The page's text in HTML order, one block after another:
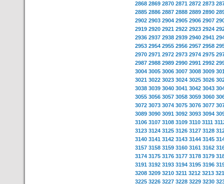
2868 2869 2870 2871 2872 2873
2885 2886 2887 2888 2889 2890
2902 2903 2904 2905 2906 2907
2919 2920 2921 2922 2923 2924
2936 2937 2938 2939 2940 2941
2953 2954 2955 2956 2957 2958
2970 2971 2972 2973 2974 2975
2987 2988 2989 2990 2991 2992
3004 3005 3006 3007 3008 3009
3021 3022 3023 3024 3025 3026
3038 3039 3040 3041 3042 3043
3055 3056 3057 3058 3059 3060
3072 3073 3074 3075 3076 3077
3089 3090 3091 3092 3093 3094
3106 3107 3108 3109 3110 3111
3123 3124 3125 3126 3127 3128
3140 3141 3142 3143 3144 3145
3157 3158 3159 3160 3161 3162
3174 3175 3176 3177 3178 3179
3191 3192 3193 3194 3195 3196
3208 3209 3210 3211 3212 3213
3225 3226 3227 3228 3229 3230